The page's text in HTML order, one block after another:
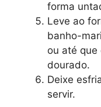
forma
Leve ao
banho-
ou até que
dourado.
Deixe
servir.